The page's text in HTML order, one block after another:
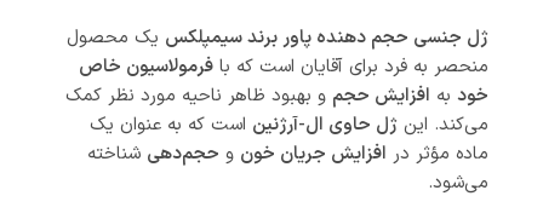
ژل جنسی حجم دهنده پاور برند سیمپلکس یک محصول
منحصر به فرد برای آقایان است که با فرمولاسیون خاص
خود به افزایش حجم و بهبود ظاهر ناحیه مورد نظر کمک
می‌کند. این ژل حاوی ال-آرژنین است که به عنوان یک
ماده مؤثر در افزایش جریان خون و حجم‌دهی شناخته
می‌شود.